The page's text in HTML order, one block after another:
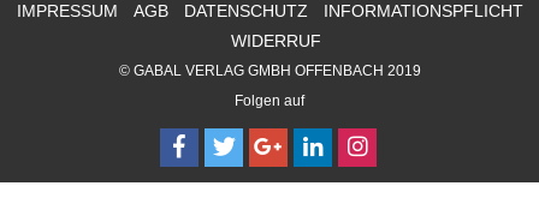
IMPRESSUM AGB DATENSCHUTZ
INFORMATIONSPFLICHT
WIDERRUF
© GABAL VERLAG GMBH OFFENBACH 2019
Folgen auf